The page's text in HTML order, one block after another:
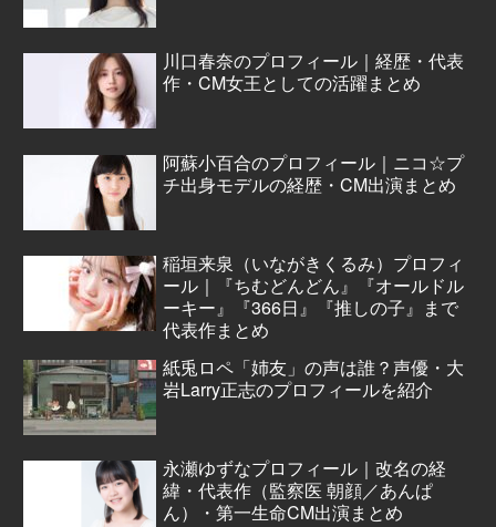
川口春奈のプロフィール｜経歴・代表
作・CM女王としての活躍まとめ
阿蘇小百合のプロフィール｜ニコ☆プ
チ出身モデルの経歴・CM出演まとめ
稲垣来泉（いながきくるみ）プロフィ
ール｜『ちむどんどん』『オールドル
ーキー』『366日』『推しの子』まで
代表作まとめ
紙兎ロペ「姉友」の声は誰？声優・大
岩Larry正志のプロフィールを紹介
永瀬ゆずなプロフィール｜改名の経
緯・代表作（監察医 朝顔／あんぱ
ん）・第一生命CM出演まとめ